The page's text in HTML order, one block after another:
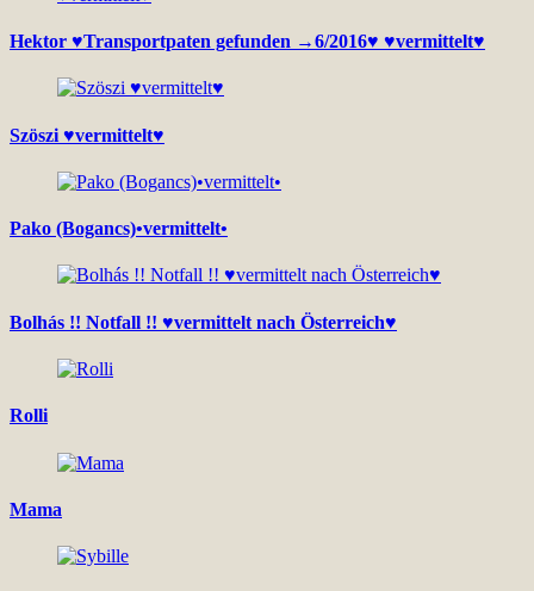
Hektor ♥Transportpaten gefunden →6/2016♥ ♥vermittelt♥
Szöszi ♥vermittelt♥
Pako (Bogancs)•vermittelt•
Bolhás !! Notfall !! ♥vermittelt nach Österreich♥
Rolli
Mama